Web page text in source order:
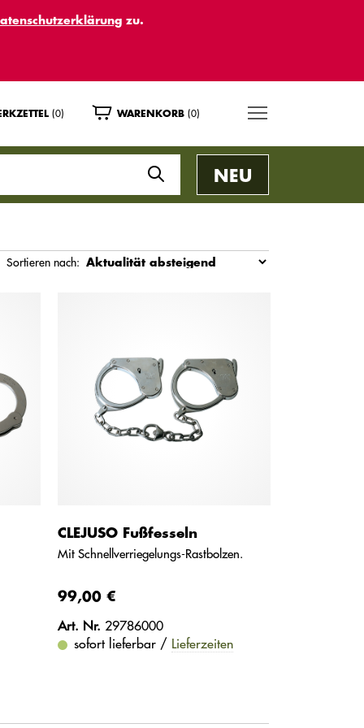
zu.
(0) WARENKORB (0)
NEU
Sortieren nach:
CLEJUSO Fußfesseln
Mit Schnellverriegelungs-Rastbolzen.
99,00 €
Art. Nr. 29786000
sofort lieferbar / Lieferzeiten